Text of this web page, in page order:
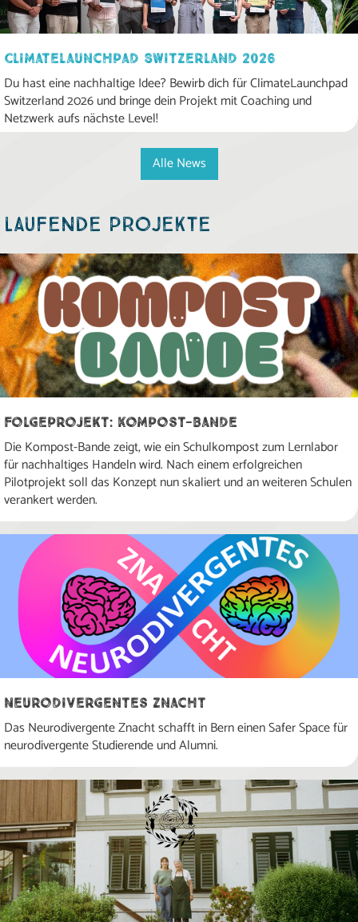
ClimateLaunchpad Switzerland 2026
Du hast eine nachhaltige Idee? Bewirb dich für ClimateLaunchpad
Switzerland 2026 und bringe dein Projekt mit Coaching und
Netzwerk aufs nächste Level!
Alle News
Laufende Projekte
Folgeprojekt: Kompost-Bande
Die Kompost-Bande zeigt, wie ein Schulkompost zum Lernlabor
für nachhaltiges Handeln wird. Nach einem erfolgreichen
Pilotprojekt soll das Konzept nun skaliert und an weiteren Schulen
verankert werden.
Neurodivergentes Znacht
Das Neurodivergente Znacht schafft in Bern einen Safer Space für
neurodivergente Studierende und Alumni.